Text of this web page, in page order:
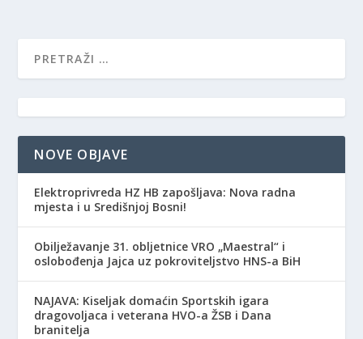
NOVE OBJAVE
Elektroprivreda HZ HB zapošljava: Nova radna
mjesta i u Središnjoj Bosni!
Obilježavanje 31. obljetnice VRO „Maestral“ i
oslobođenja Jajca uz pokroviteljstvo HNS-a BiH
NAJAVA: Kiseljak domaćin Sportskih igara
dragovoljaca i veterana HVO-a ŽSB i Dana
branitelja